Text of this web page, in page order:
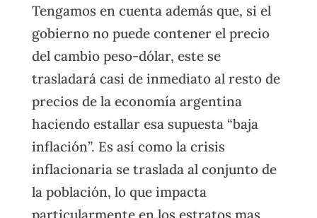
Tengamos en cuenta además que, si el
gobierno no puede contener el precio
del cambio peso-dólar, este se
trasladará casi de inmediato al resto de
precios de la economía argentina
haciendo estallar esa supuesta “baja
inflación”. Es así como la crisis
inflacionaria se traslada al conjunto de
la población, lo que impacta
particularmente en los estratos mas